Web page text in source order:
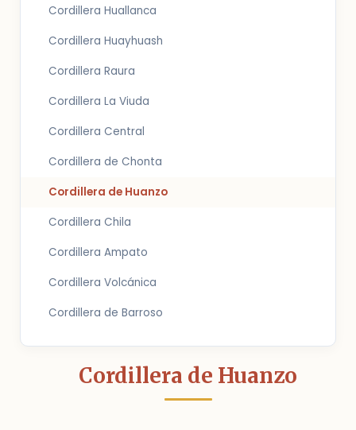
Cordillera Huallanca
Cordillera Huayhuash
Cordillera Raura
Cordillera La Viuda
Cordillera Central
Cordillera de Chonta
Cordillera de Huanzo
Cordillera Chila
Cordillera Ampato
Cordillera Volcánica
Cordillera de Barroso
Cordillera de Huanzo